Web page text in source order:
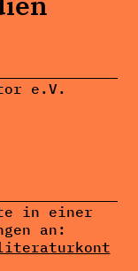
e.V.
in einer
an: